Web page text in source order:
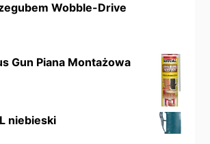
Wobble-Drive
Gun Piana Montażowa
niebieski